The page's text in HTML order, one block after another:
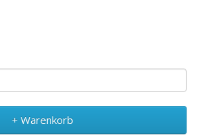
+ Warenkorb